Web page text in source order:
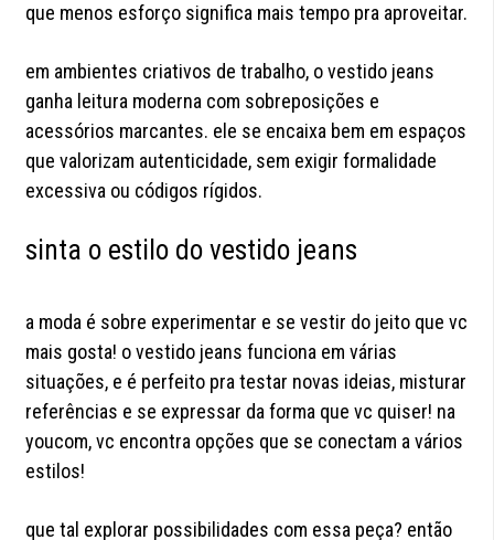
que menos esforço significa mais tempo pra aproveitar.
em ambientes criativos de trabalho, o vestido jeans
ganha leitura moderna com sobreposições e
acessórios marcantes. ele se encaixa bem em espaços
que valorizam autenticidade, sem exigir formalidade
excessiva ou códigos rígidos.
sinta o estilo do vestido jeans
a moda é sobre experimentar e se vestir do jeito que vc
mais gosta! o vestido jeans funciona em várias
situações, e é perfeito pra testar novas ideias, misturar
referências e se expressar da forma que vc quiser! na
youcom, vc encontra opções que se conectam a vários
estilos!
que tal explorar possibilidades com essa peça? então